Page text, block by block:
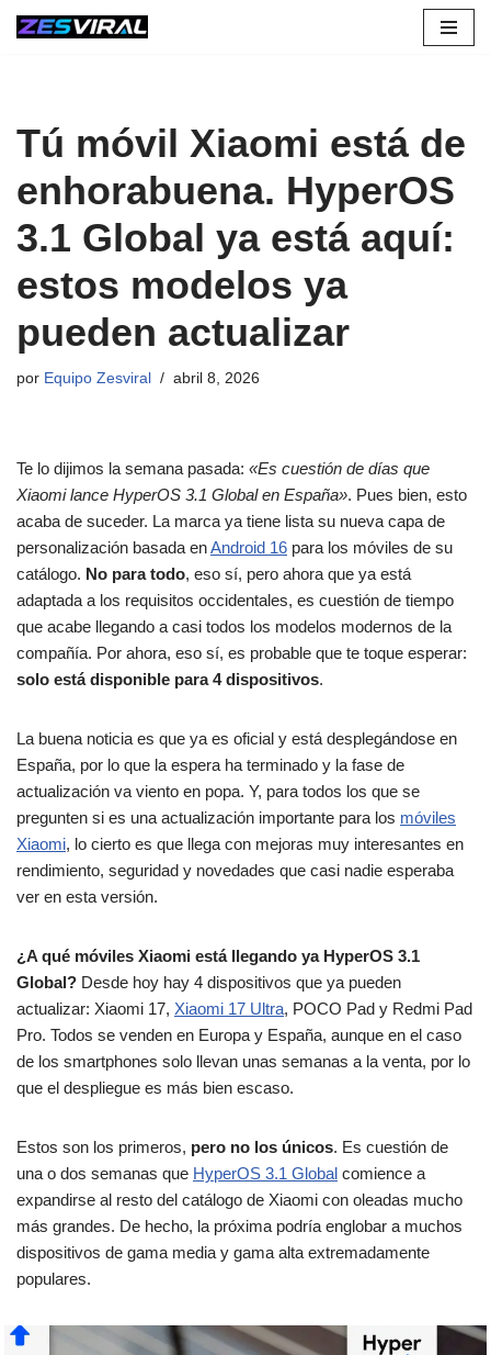
Tú móvil Xiaomi está de
enhorabuena. HyperOS
3.1 Global ya está aquí:
estos modelos ya
pueden actualizar
por Equipo Zesviral abril 8, 2026
Te lo dijimos la semana pasada: «Es cuestión de días que
Xiaomi lance HyperOS 3.1 Global en España». Pues bien, esto
acaba de suceder. La marca ya tiene lista su nueva capa de
personalización basada enAndroid 16 para los móviles de su
catálogo. No para todo, eso sí, pero ahora que ya está
adaptada a los requisitos occidentales, es cuestión de tiempo
que acabe llegando a casi todos los modelos modernos de la
compañía. Por ahora, eso sí, es probable que te toque esperar:
solo está disponible para 4 dispositivos.
La buena noticia es que ya es oficial y está desplegándose en
España, por lo que la espera ha terminado y la fase de
actualización va viento en popa. Y, para todos los que se
pregunten si es una actualización importante para los móviles
Xiaomi, lo cierto es que llega con mejoras muy interesantes en
rendimiento, seguridad y novedades que casi nadie esperaba
ver en esta versión.
¿A qué móviles Xiaomi está llegando ya HyperOS 3.1
Global? Desde hoy hay 4 dispositivos que ya pueden
actualizar: Xiaomi 17, Xiaomi 17 Ultra, POCO Pad y Redmi Pad
Pro. Todos se venden en Europa y España, aunque en el caso
de los smartphones solo llevan unas semanas a la venta, por lo
que el despliegue es más bien escaso.
Estos son los primeros, pero no los únicos. Es cuestión de
una o dos semanas que HyperOS 3.1 Global comience a
expandirse al resto del catálogo de Xiaomi con oleadas mucho
más grandes. De hecho, la próxima podría englobar a muchos
dispositivos de gama media y gama alta extremadamente
populares.